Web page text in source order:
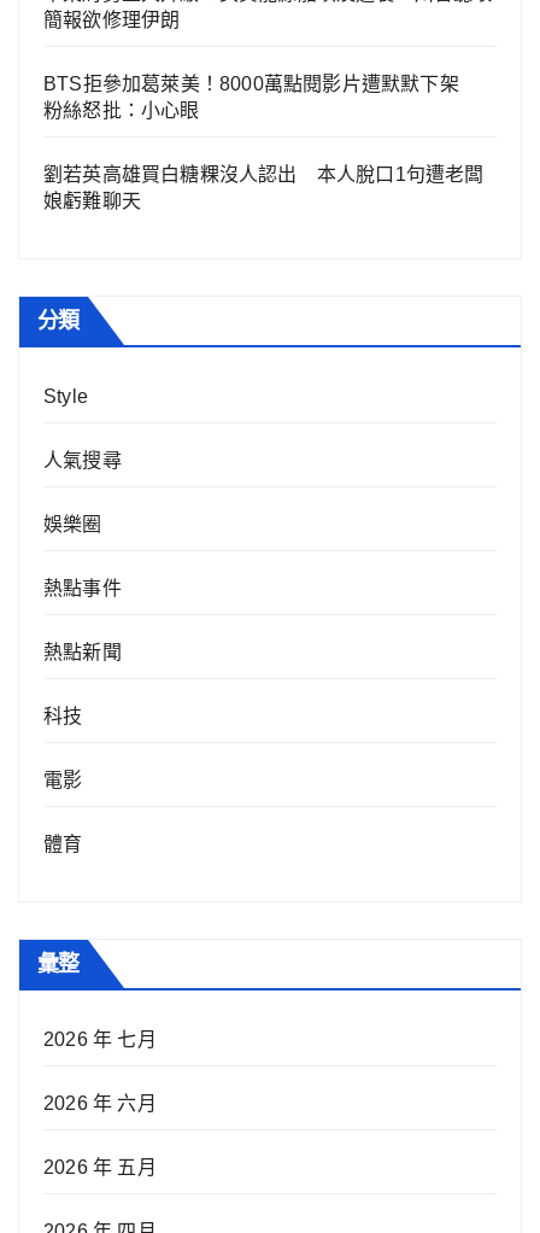
簡報欲修理伊朗
BTS拒參加葛萊美！8000萬點閱影片遭默默下架
粉絲怒批：小心眼
劉若英高雄買白糖粿沒人認出 本人脫口1句遭老闆
娘虧難聊天
分類
Style
人氣搜尋
娛樂圈
熱點事件
熱點新聞
科技
電影
體育
彙整
2026 年 七月
2026 年 六月
2026 年 五月